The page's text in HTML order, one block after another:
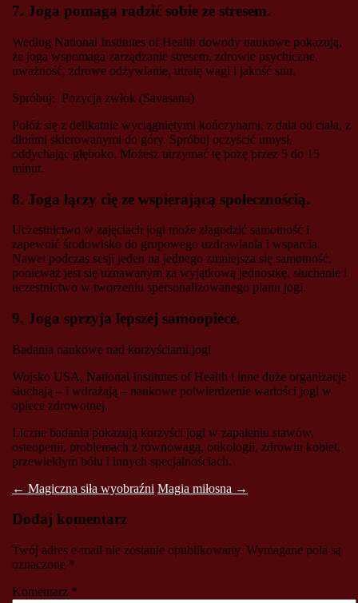
7. Joga pomaga radzić sobie ze stresem.
Według National Institutes of Health dowody naukowe pokazują,
że joga wspomaga zarządzanie stresem, zdrowie psychiczne,
uważność, zdrowe odżywianie, utratę wagi i jakość snu.
Spróbuj: Pozycja zwłok (Savasana)
Połóż się z delikatnie wyciągniętymi kończynami, z dala od ciała, z
dłońmi skierowanymi do góry. Spróbuj oczyścić umysł,
oddychając głęboko. Możesz utrzymać tę pozę przez 5 do 15
minut.
8. Joga łączy cię ze wspierającą społecznością.
Uczestnictwo w zajęciach jogi może złagodzić samotność i
zapewnić środowisko do grupowego uzdrawiania i wsparcia.
Nawet podczas sesji jeden na jednego zmniejsza się samotność,
ponieważ jest się uznawanym za wyjątkową jednostkę, słuchanie i
uczestnictwo w tworzeniu spersonalizowanego planu jogi.
9. Joga sprzyja lepszej samoopiece.
Badania naukowe nad korzyściami jogi
Wojsko USA, National Institutes of Health i inne duże organizacje
słuchają – i wdrażają – naukowe potwierdzenie wartości jogi w
opiece zdrowotnej.
Liczne badania pokazują korzyści jogi w zapaleniu stawów,
osteopenii, problemach z równowagą, onkologii, zdrowiu kobiet,
przewlekłym bólu i innych specjalnościach.
Post
navigation
← Magiczna siła wyobraźni Magia miłosna →
Dodaj komentarz
Twój adres e-mail nie zostanie opublikowany. Wymagane pola są
oznaczone *
Komentarz *